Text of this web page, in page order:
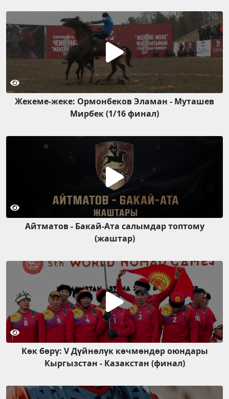
Жекеме-жеке: Ормонбеков Эламан - Муташев
Мирбек (1/16 финал)
Айтматов - Бакай-Ата салымдар топтому
(жаштар)
Көк бөрү: V Дүйнөлүк көчмөндөр оюндары
Кыргызстан - Казакстан (финал)